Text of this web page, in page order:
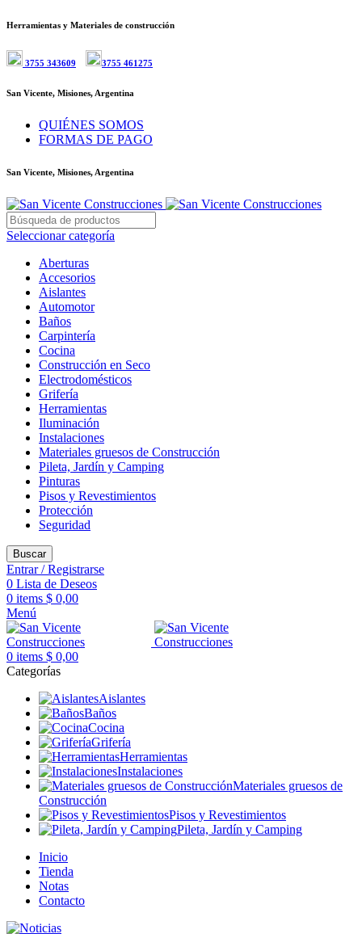
Herramientas y Materiales de construcción
3755 343609 3755 461275
San Vicente, Misiones, Argentina
QUIÉNES SOMOS
FORMAS DE PAGO
San Vicente, Misiones, Argentina
Seleccionar categoría
Aberturas
Accesorios
Aislantes
Automotor
Baños
Carpintería
Cocina
Construcción en Seco
Electrodomésticos
Grifería
Herramientas
Iluminación
Instalaciones
Materiales gruesos de Construcción
Pileta, Jardín y Camping
Pinturas
Pisos y Revestimientos
Protección
Seguridad
Buscar
Entrar / Registrarse
0 Lista de Deseos
0 items $ 0,00
Menú
0 items $ 0,00
Categorías
Aislantes
Baños
Cocina
Grifería
Herramientas
Instalaciones
Materiales gruesos de
Construcción
Pisos y Revestimientos
Pileta, Jardín y Camping
Inicio
Tienda
Notas
Contacto